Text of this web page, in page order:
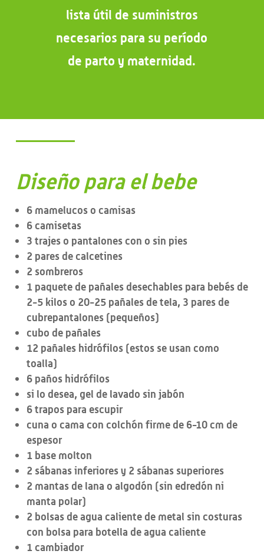
lista útil de suministros
necesarios para su período
de parto y maternidad.
Diseño para el bebe
6 mamelucos o camisas
6 camisetas
3 trajes o pantalones con o sin pies
2 pares de calcetines
2 sombreros
1 paquete de pañales desechables para bebés de
2-5 kilos o 20-25 pañales de tela, 3 pares de
cubrepantalones (pequeños)
cubo de pañales
12 pañales hidrófilos (estos se usan como
toalla)
6 paños hidrófilos
si lo desea, gel de lavado sin jabón
6 trapos para escupir
cuna o cama con colchón firme de 6-10 cm de
espesor
1 base molton
2 sábanas inferiores y 2 sábanas superiores
2 mantas de lana o algodón (sin edredón ni
manta polar)
2 bolsas de agua caliente de metal sin costuras
con bolsa para botella de agua caliente
1 cambiador